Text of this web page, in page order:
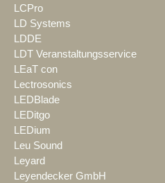
LCPro
LD Systems
LDDE
LDT Veranstaltungsservice
LEaT con
Lectrosonics
LEDBlade
LEDitgo
LEDium
Leu Sound
Leyard
Leyendecker GmbH